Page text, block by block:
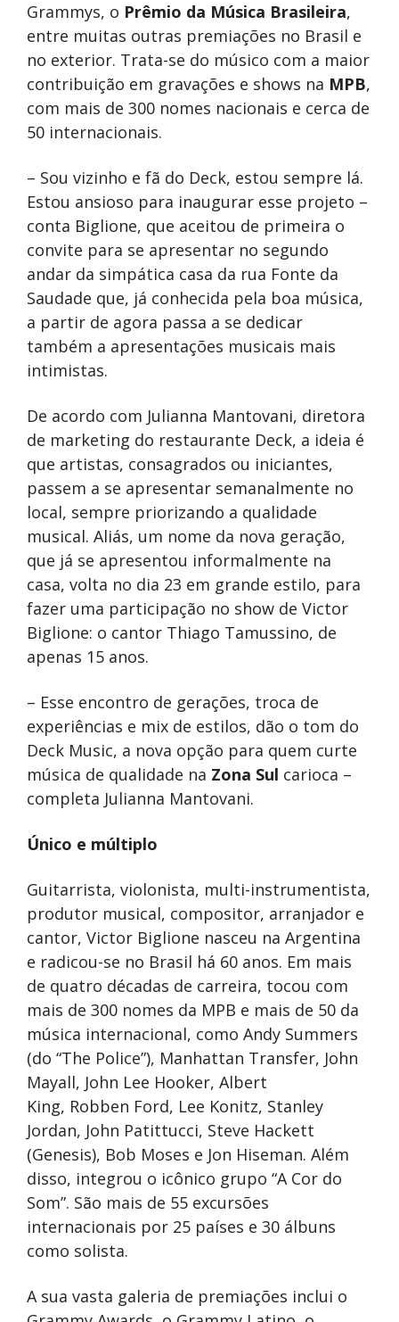
Grammys, o Prêmio da Música Brasileira,
entre muitas outras premiações no Brasil e
no exterior. Trata-se do músico com a maior
contribuição em gravações e shows na MPB,
com mais de 300 nomes nacionais e cerca de
50 internacionais.
– Sou vizinho e fã do Deck, estou sempre lá.
Estou ansioso para inaugurar esse projeto –
conta Biglione, que aceitou de primeira o
convite para se apresentar no segundo
andar da simpática casa da rua Fonte da
Saudade que, já conhecida pela boa música,
a partir de agora passa a se dedicar
também a apresentações musicais mais
intimistas.
De acordo com Julianna Mantovani, diretora
de marketing do restaurante Deck, a ideia é
que artistas, consagrados ou iniciantes,
passem a se apresentar semanalmente no
local, sempre priorizando a qualidade
musical. Aliás, um nome da nova geração,
que já se apresentou informalmente na
casa, volta no dia 23 em grande estilo, para
fazer uma participação no show de Victor
Biglione: o cantor Thiago Tamussino, de
apenas 15 anos.
– Esse encontro de gerações, troca de
experiências e mix de estilos, dão o tom do
Deck Music, a nova opção para quem curte
música de qualidade na Zona Sul carioca –
completa Julianna Mantovani.
Único e múltiplo
Guitarrista, violonista, multi-instrumentista,
produtor musical, compositor, arranjador e
cantor, Victor Biglione nasceu na Argentina
e radicou-se no Brasil há 60 anos. Em mais
de quatro décadas de carreira, tocou com
mais de 300 nomes da MPB e mais de 50 da
música internacional, como Andy Summers
(do “The Police”), Manhattan Transfer, John
Mayall, John Lee Hooker, Albert
King, Robben Ford, Lee Konitz, Stanley
Jordan, John Patittucci, Steve Hackett
(Genesis), Bob Moses e Jon Hiseman. Além
disso, integrou o icônico grupo “A Cor do
Som”. São mais de 55 excursões
internacionais por 25 países e 30 álbuns
como solista.
A sua vasta galeria de premiações inclui o